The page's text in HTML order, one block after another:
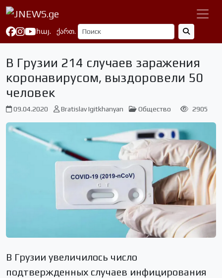
հայ. ქართ.
В Грузии 214 случаев заражения
коронавирусом, выздоровели 50
человек
09.04.2020 Bratislav Igitkhanyan Общество 2905
В Грузии увеличилось число
подтвержденных случаев инфицирования